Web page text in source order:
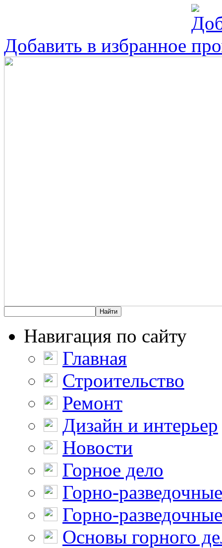
Добавить в избранное
Навигация по сайту
Главная
Строительство
Ремонт
Дизайн и интерьер
Новости
Горное дело
Горно-
Горно-
Основы горного